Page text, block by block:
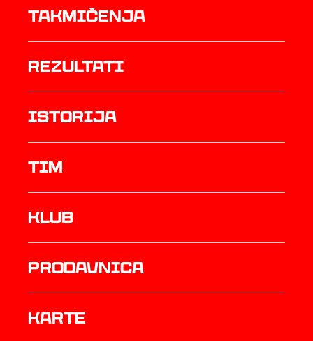
Takmičenja
rezultati
istorija
TIM
Klub
prodavnica
Karte